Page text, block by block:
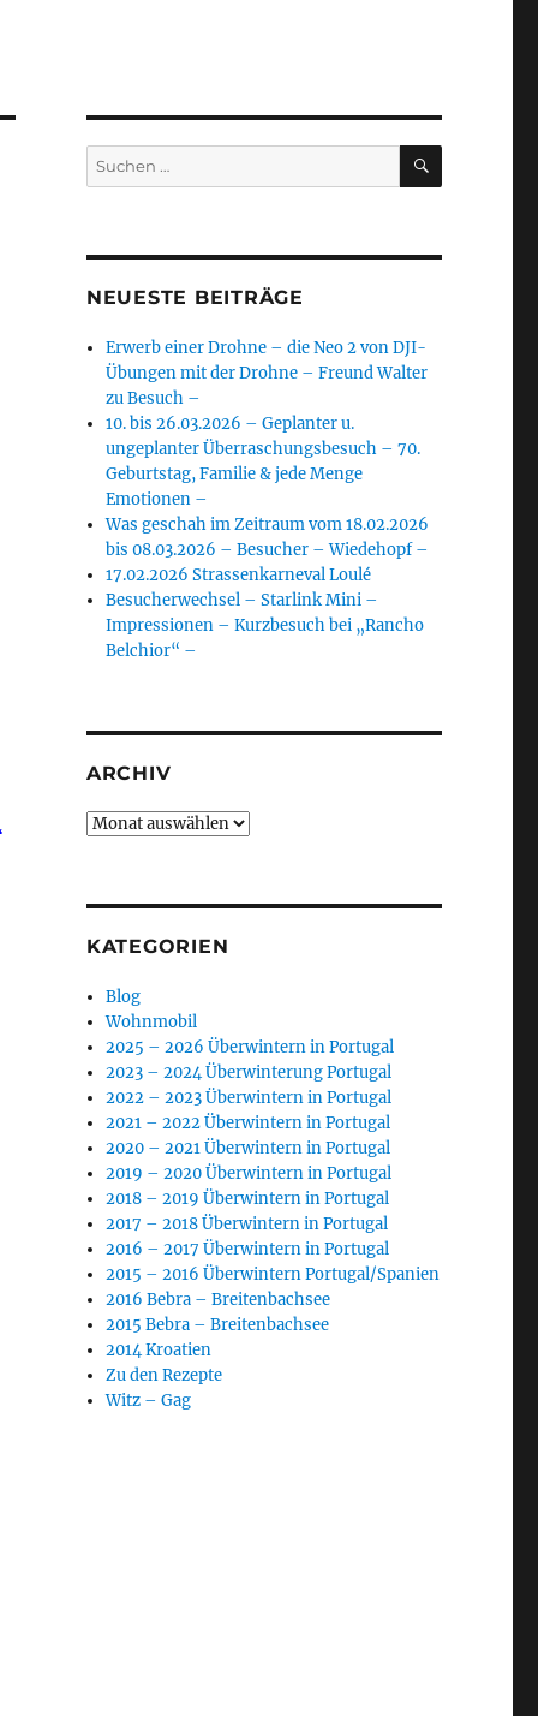
Suchen
nach:
SUCHEN
NEUESTE BEITRÄGE
Erwerb einer Drohne – die Neo 2 von DJI-
Übungen mit der Drohne – Freund Walter
zu Besuch –
10. bis 26.03.2026 – Geplanter u.
ungeplanter Überraschungsbesuch – 70.
Geburtstag, Familie & jede Menge
Emotionen –
Was geschah im Zeitraum vom 18.02.2026
bis 08.03.2026 – Besucher – Wiedehopf –
17.02.2026 Strassenkarneval Loulé
Besucherwechsel – Starlink Mini –
Impressionen – Kurzbesuch bei „Rancho
Belchior“ –
ARCHIV
Archiv
KATEGORIEN
Blog
Wohnmobil
2025 – 2026 Überwintern in Portugal
2023 – 2024 Überwinterung Portugal
2022 – 2023 Überwintern in Portugal
2021 – 2022 Überwintern in Portugal
2020 – 2021 Überwintern in Portugal
2019 – 2020 Überwintern in Portugal
2018 – 2019 Überwintern in Portugal
2017 – 2018 Überwintern in Portugal
2016 – 2017 Überwintern in Portugal
2015 – 2016 Überwintern Portugal/Spanien
2016 Bebra – Breitenbachsee
2015 Bebra – Breitenbachsee
2014 Kroatien
Zu den Rezepte
Witz – Gag